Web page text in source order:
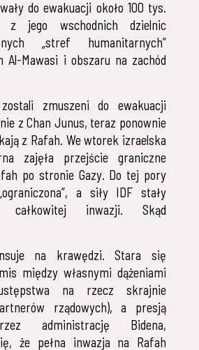
do ewakuacji około 100 tys.
z jego wschodnich dzielnic
„stref humanitarnych”
Al-Mawasi i obszaru na zachód
zmuszeni do ewakuacji
z Chan Junus, teraz ponownie
z Rafah. We wtorek izraelska
zajęła przejście graniczne
po stronie Gazy. Do tej pory
a siły IDF stały
inwazji. Skąd
na krawędzi. Stara się
między własnymi dążeniami
na rzecz skrajnie
rządowych), a presją
administrację Bidena,
że pełna inwazja na Rafah